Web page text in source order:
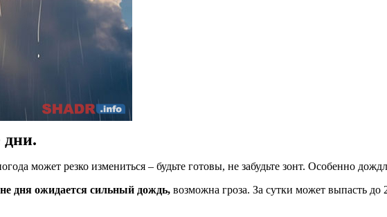
может резко измениться – будьте готовы, не забудьте зонт. Особенно
дня ожидается сильный дождь, возможна гроза. За сутки может выпасть